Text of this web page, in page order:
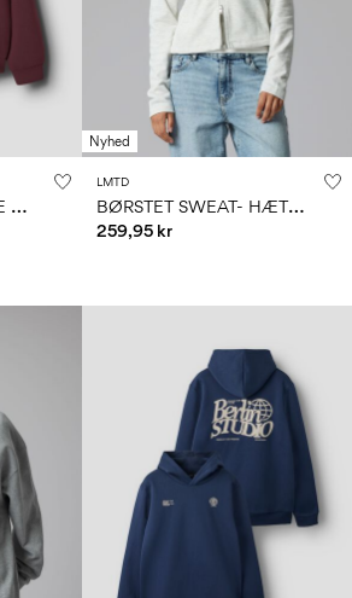
S
CUBA HÆTTETRØJE MED LYNLÅS
Nyhed
LMTD
B
ØRSTET SWEAT- HÆTTETRØJE MED LYNLÅS
259,95 kr